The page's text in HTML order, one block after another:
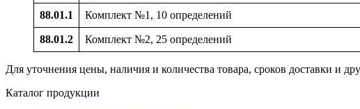
88.01.1 Комплект №1, 10 определений
88.01.2 Комплект №2, 25 определений
Для уточнения цены, наличия и количества товара, сроков доставки и
Каталог продукции